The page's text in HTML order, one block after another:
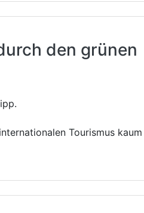
den grünen
Tourismus kaum